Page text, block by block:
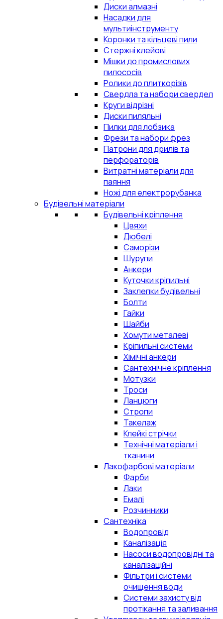
Диски алмазні
Насадки для
мультиінструменту
Коронки та кільцеві пили
Стержні клейові
Мішки до промислових
пилососів
Ролики до плиткорізів
Свердла та набори свердел
Круги відрізні
Диски пиляльні
Пилки для лобзика
Фрези та набори фрез
Патрони для дрилів та
перфораторів
Витратні матеріали для
паяння
Ножі для електрорубанка
Будівельні матеріали
Будівельні кріплення
Цвяхи
Дюбелі
Саморізи
Шурупи
Анкери
Куточки кріпильні
Заклепки будівельні
Болти
Гайки
Шайби
Хомути металеві
Кріпильні системи
Хімічні анкери
Сантехнічне кріплення
Мотузки
Троси
Ланцюги
Стропи
Такелаж
Клейкі стрічки
Технічні матеріали і
тканини
Лакофарбові матеріали
Фарби
Лаки
Емалі
Розчинники
Сантехніка
Водопровід
Каналізація
Насоси водопровідні та
каналізаційні
Фільтри і системи
очищення води
Системи захисту від
протікання та заливання